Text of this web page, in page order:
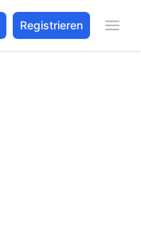
Registrieren